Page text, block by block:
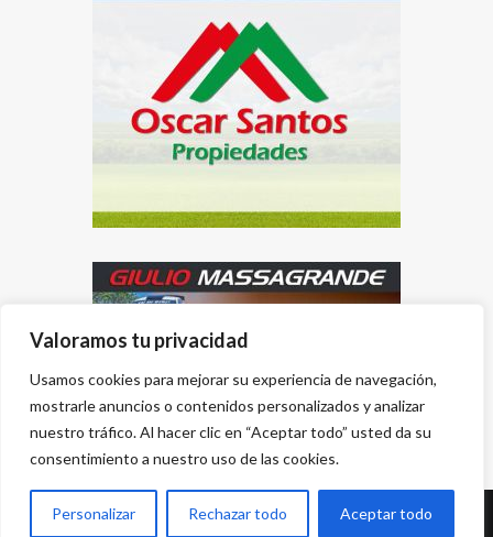
Valoramos tu privacidad
Usamos cookies para mejorar su experiencia de navegación,
mostrarle anuncios o contenidos personalizados y analizar
nuestro tráfico. Al hacer clic en “Aceptar todo” usted da su
consentimiento a nuestro uso de las cookies.
Personalizar Rechazar todo Aceptar todo
Desarrollado por